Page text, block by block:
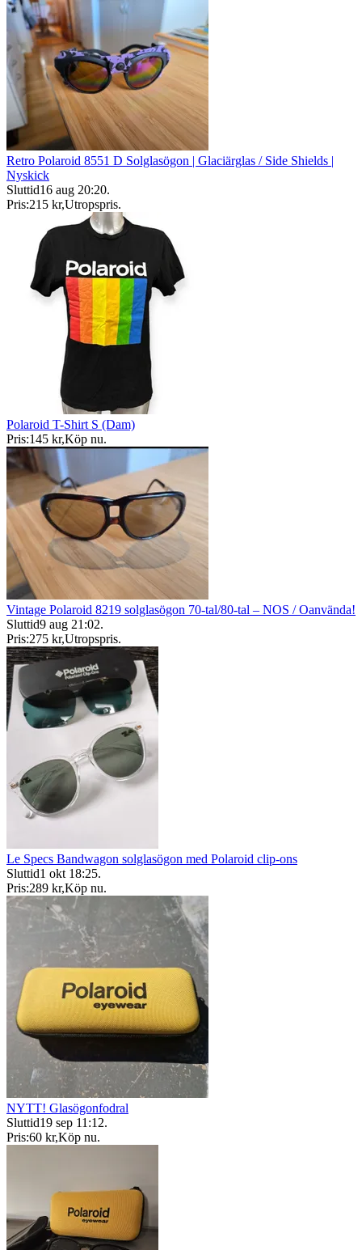
Retro Polaroid 8551 D Solglasögon | Glaciärglas / Side Shields |
Nyskick
Sluttid16 aug 20:20.
Pris:215 kr,Utropspris.
Polaroid T-Shirt S (Dam)
Pris:145 kr,Köp nu.
Vintage Polaroid 8219 solglasögon 70-tal/80-tal – NOS / Oanvända!
Sluttid9 aug 21:02.
Pris:275 kr,Utropspris.
Le Specs Bandwagon solglasögon med Polaroid clip-ons
Sluttid1 okt 18:25.
Pris:289 kr,Köp nu.
NYTT! Glasögonfodral
Sluttid19 sep 11:12.
Pris:60 kr,Köp nu.